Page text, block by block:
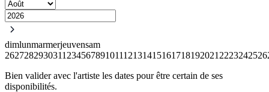
dimlunmarmerjeuvensam
2627282930311 23456789101112131415161718192021 2223242526
Bien valider avec l'artiste les dates pour être certain de ses
disponibilités.